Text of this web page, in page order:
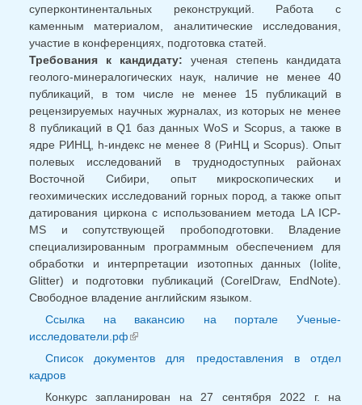
суперконтинентальных реконструкций. Работа с
каменным материалом, аналитические исследования,
участие в конференциях, подготовка статей.
Требования к кандидату: ученая степень кандидата
геолого-минералогических наук, наличие не менее 40
публикаций, в том числе не менее 15 публикаций в
рецензируемых научных журналах, из которых не менее
8 публикаций в Q1 баз данных WoS и Scopus, а также в
ядре РИНЦ, h-индекс не менее 8 (РиНЦ и Scopus). Опыт
полевых исследований в труднодоступных районах
Восточной Сибири, опыт микроскопических и
геохимических исследований горных пород, а также опыт
датирования циркона с использованием метода LA ICP-
MS и сопутствующей пробоподготовки. Владение
специализированным программным обеспечением для
обработки и интерпретации изотопных данных (Iolite,
Glitter) и подготовки публикаций (CorelDraw, EndNote).
Свободное владение английским языком.
Ссылка на вакансию на портале Ученые-
исследователи.рф
Список документов для предоставления в отдел
кадров
Конкурс запланирован на 27 сентября 2022 г. на